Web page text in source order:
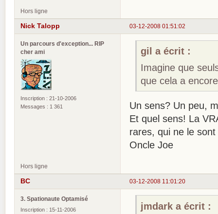
Hors ligne
03-12-2008 01:51:02
Nick Talopp
Un parcours d'exception... RIP
cher ami
Inscription : 21-10-2006
Messages : 1 361
gil a écrit :
Imagine que
que cela a
Un sens? Un peu,
Et quel sens! La
rares, qui ne le
Oncle Joe
Hors ligne
03-12-2008 11:01:20
BC
3. Spationaute Optamisé
Inscription : 15-11-2006
jmdark a écrit :